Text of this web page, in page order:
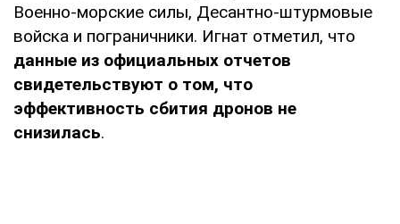
Военно-морские силы, Десантно-штурмовые
войска и пограничники. Игнат отметил, что
данные из официальных отчетов
свидетельствуют о том, что
эффективность сбития дронов не
снизилась.